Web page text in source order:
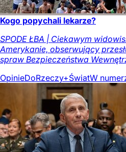
Kogo popychali lekarze?
SPODE ŁBA | Ciekawym
Amerykanie, obserwujący
spraw Bezpieczeństwa
OpinieDoRzeczy+ŚwiatW